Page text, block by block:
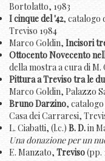
Bortolatto, 1983
I cinque del '42, catalogo
Treviso 1984
Marco Goldin, Incisori
Ottocento Novecento
della mostra a cura di M.
Pittura a Treviso tra le
Marco Goldin, Palazzo
Bruno Darzino,
Casa dei Carraresi,
L. Ciabatti, (l.c.) B. D.in
Una donazione per un
E. Manzato, Treviso(pp.